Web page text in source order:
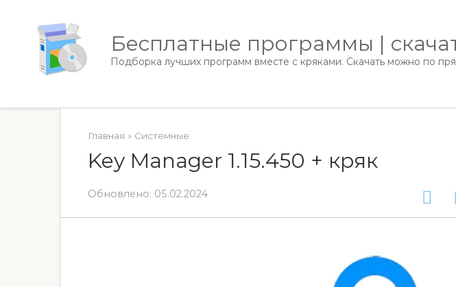
контенту
Бесплатные программы |
Подборка лучших программ вместе с кряками. Скачать можно по
Главная » Системные
Key Manager 1.15.450 + кряк
Обновлено: 05.02.2024